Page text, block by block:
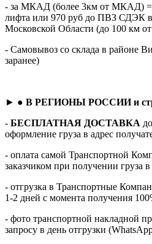
- за МКАД (более 3км от МКАД) =
лифта или 970 руб до ПВЗ СДЭК
Московской Области (до 100 км
- Самовывоз со склада в районе
заранее)
► ● В РЕГИОНЫ РОССИИ и
- БЕСПЛАТНАЯ ДОСТАВКА
оформление груза в адрес
- оплата самой Транспортной
заказчиком при получении груза
- отгрузка в Транспортные
1-2 дней с момента получения
- фото транспортной накладной
запросу в день отгрузки